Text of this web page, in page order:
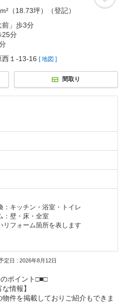
（18.73坪）（登記）
前」歩3分
25分
西１-13-16 [ 地図 ]
間取り
キッチン・浴室・トイレ
壁・床・全室
フォーム箇所を表します
定日 : 2026年8月12日
ポイント□■□
情報】
件を掲載しておりご紹介もできま